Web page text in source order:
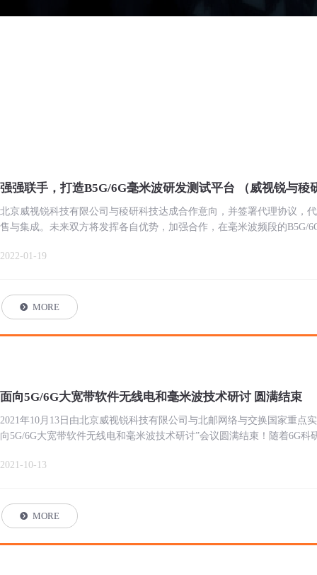
뀹 MORE
强强联手，打造B5G/6G毫米波研发测试平台 （威视锐与稜研科技
<TMYTEK>达成战略合作）
北京威视锐科技有限公司与稜研科技达成合作意向，并签署代理协议，
售与集成。未来双方将发挥各自优势，加强合作，在毫米波频段的B5G/
2022-01-19
뀹 MORE
面向5G/6G大宽带软件无线电和毫米波技术研讨 圆满结束
2021年10月13日由北京威视锐科技有限公司与北邮网络与交换国家重点
向5G/6G大宽带软件无线电和毫米波技术研讨”会议圆满结束！随着6G科
主要介绍下一代无线通信科研所需的大宽带（2GHz)和毫米波（
2021-10-13